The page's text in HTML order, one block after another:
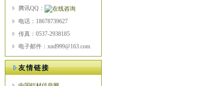
腾讯QQ：
电话：18678739627
传真：0537-2938185
电子邮件：xnd999@163.com
友情链接